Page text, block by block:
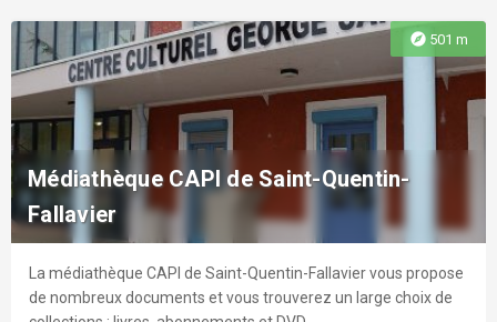
explore 501 m
Médiathèque CAPI de Saint-Quentin-
Fallavier
La médiathèque CAPI de Saint-Quentin-Fallavier vous propose
de nombreux documents et vous trouverez un large choix de